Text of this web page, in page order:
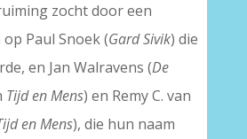
zocht door een
Paul Snoek (Gard Sivik) die
en Jan Walravens (De
Tijd en Mens) en Remy C. van
en Mens), die hun naam